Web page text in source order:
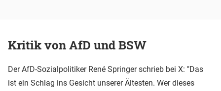
Kritik von AfD und BSW
Der AfD-Sozialpolitiker René Springer schrieb bei X: "Das
ist ein Schlag ins Gesicht unserer Ältesten. Wer dieses